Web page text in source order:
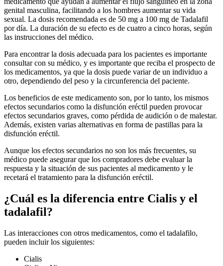
genital masculina, facilitando a los hombres aumentar su vida
sexual. La dosis recomendada es de 50 mg a 100 mg de Tadalafil
por día. La duración de su efecto es de cuatro a cinco horas, según
las instrucciones del médico.
Para encontrar la dosis adecuada para los pacientes es importante
consultar con su médico, y es importante que reciba el prospecto de
los medicamentos, ya que la dosis puede variar de un individuo a
otro, dependiendo del peso y la circunferencia del paciente.
Los beneficios de este medicamento son, por lo tanto, los mismos
efectos secundarios como la disfunción eréctil pueden provocar
efectos secundarios graves, como pérdida de audición o de malestar.
Además, existen varias alternativas en forma de pastillas para la
disfunción eréctil.
Aunque los efectos secundarios no son los más frecuentes, su
médico puede asegurar que los compradores debe evaluar la
respuesta y la situación de sus pacientes al medicamento y le
recetará el tratamiento para la disfunción eréctil.
¿Cuál es la diferencia entre Cialis y el
tadalafil?
Las interacciones con otros medicamentos, como el tadalafilo,
pueden incluir los siguientes:
Cialis